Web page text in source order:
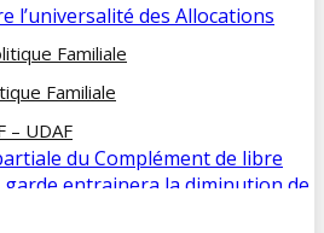
Familiale
Familiale
– UDAF
l’universalité des Allocations
familiales universelles ?
contribution via la CSG
du Complément de libre
garde entrainera la diminution de
du jeune enfant (Paje)